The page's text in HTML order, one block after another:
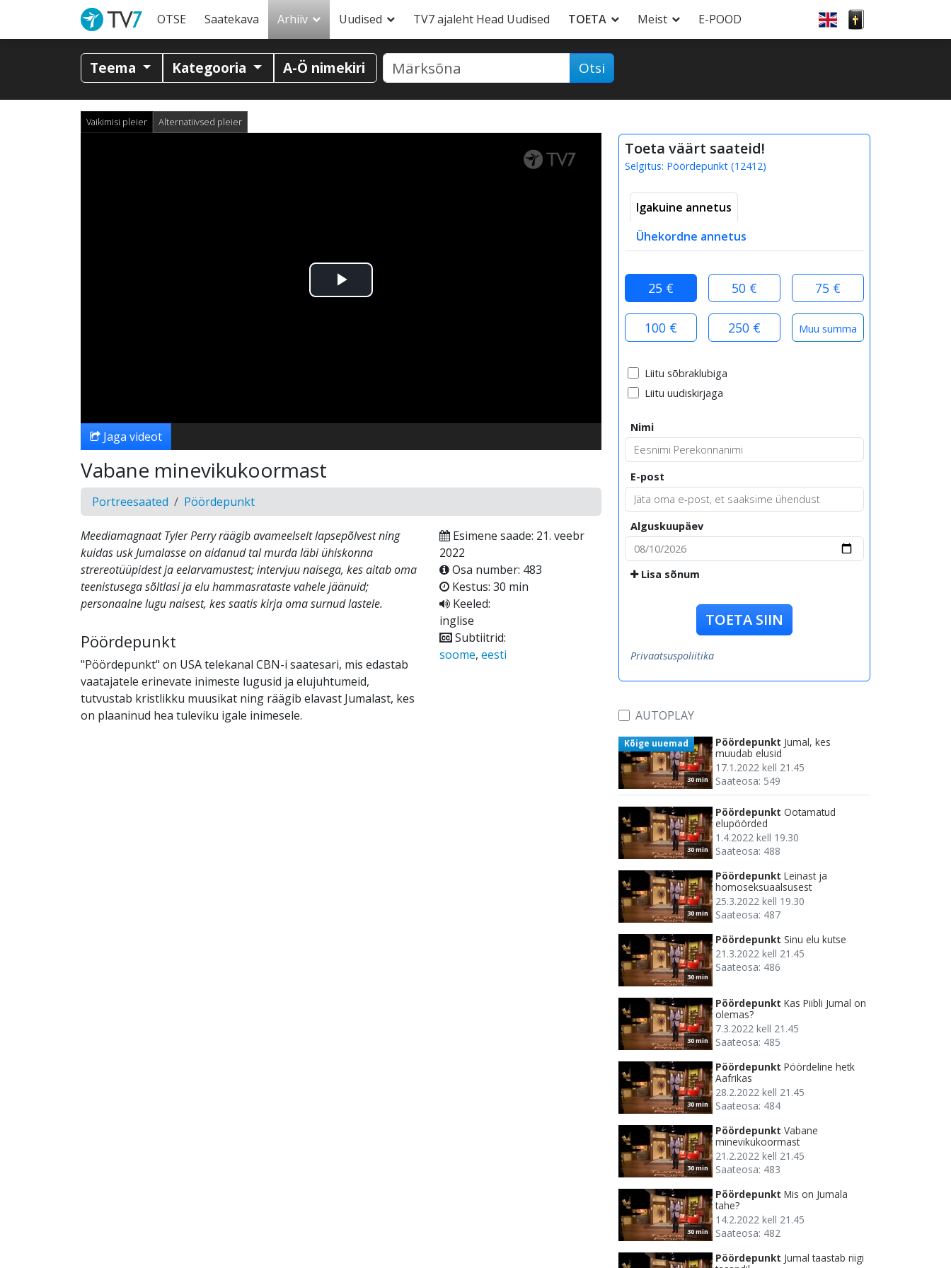
OTSE Saatekava Arhiiv Uudised TV7 ajaleht Head Uudised TOETA Meist E-POOD
Teema Kategooria A-Ö nimekiri Otsi
Vaikimisi pleier Alternatiivsed pleier
Esita
Jaga videot
Vabane minevikukoormast
Portreesaated Pöördepunkt
Meediamagnaat Tyler Perry räägib avameelselt lapsepõlvest ning
kuidas usk Jumalasse on aidanud tal murda läbi ühiskonna
strereotüüpidest ja eelarvamustest; intervjuu naisega, kes aitab oma
teenistusega sõltlasi ja elu hammasrataste vahele jäänuid;
personaalne lugu naisest, kes saatis kirja oma surnud lastele.
Pöördepunkt
"Pöördepunkt" on USA telekanal CBN-i saatesari, mis edastab
vaatajatele erinevate inimeste lugusid ja elujuhtumeid,
tutvustab kristlikku muusikat ning räägib elavast Jumalast, kes
on plaaninud hea tuleviku igale inimesele.
Esimene saade: 21. veebr
2022
Osa number: 483
Kestus: 30 min
Keeled:
inglise
Subtiitrid:
soome, eesti
Toeta väärt saateid!
Selgitus: Pöördepunkt (12412)
Igakuine annetus
Ühekordne annetus
25 € 50 € 75 €
100 € 250 €
Liitu sõbraklubiga
Liitu uudiskirjaga
Nimi
E-post
Alguskuupäev
Lisa sõnum
TOETA SIIN
Privaatsuspoliitika
AUTOPLAY
30 min
Kõige uuemad Pöördepunkt Jumal, kes
muudab elusid
17.1.2022 kell 21.45
Saateosa: 549
30 min
Pöördepunkt Ootamatud
elupöörded
1.4.2022 kell 19.30
Saateosa: 488
30 min
Pöördepunkt Leinast ja
homoseksuaalsusest
25.3.2022 kell 19.30
Saateosa: 487
30 min
Pöördepunkt Sinu elu kutse
21.3.2022 kell 21.45
Saateosa: 486
30 min
Pöördepunkt Kas Piibli Jumal on
olemas?
7.3.2022 kell 21.45
Saateosa: 485
30 min
Pöördepunkt Pöördeline hetk
Aafrikas
28.2.2022 kell 21.45
Saateosa: 484
30 min
Pöördepunkt Vabane
minevikukoormast
21.2.2022 kell 21.45
Saateosa: 483
30 min
Pöördepunkt Mis on Jumala
tahe?
14.2.2022 kell 21.45
Saateosa: 482
Pöördepunkt Jumal taastab riigi